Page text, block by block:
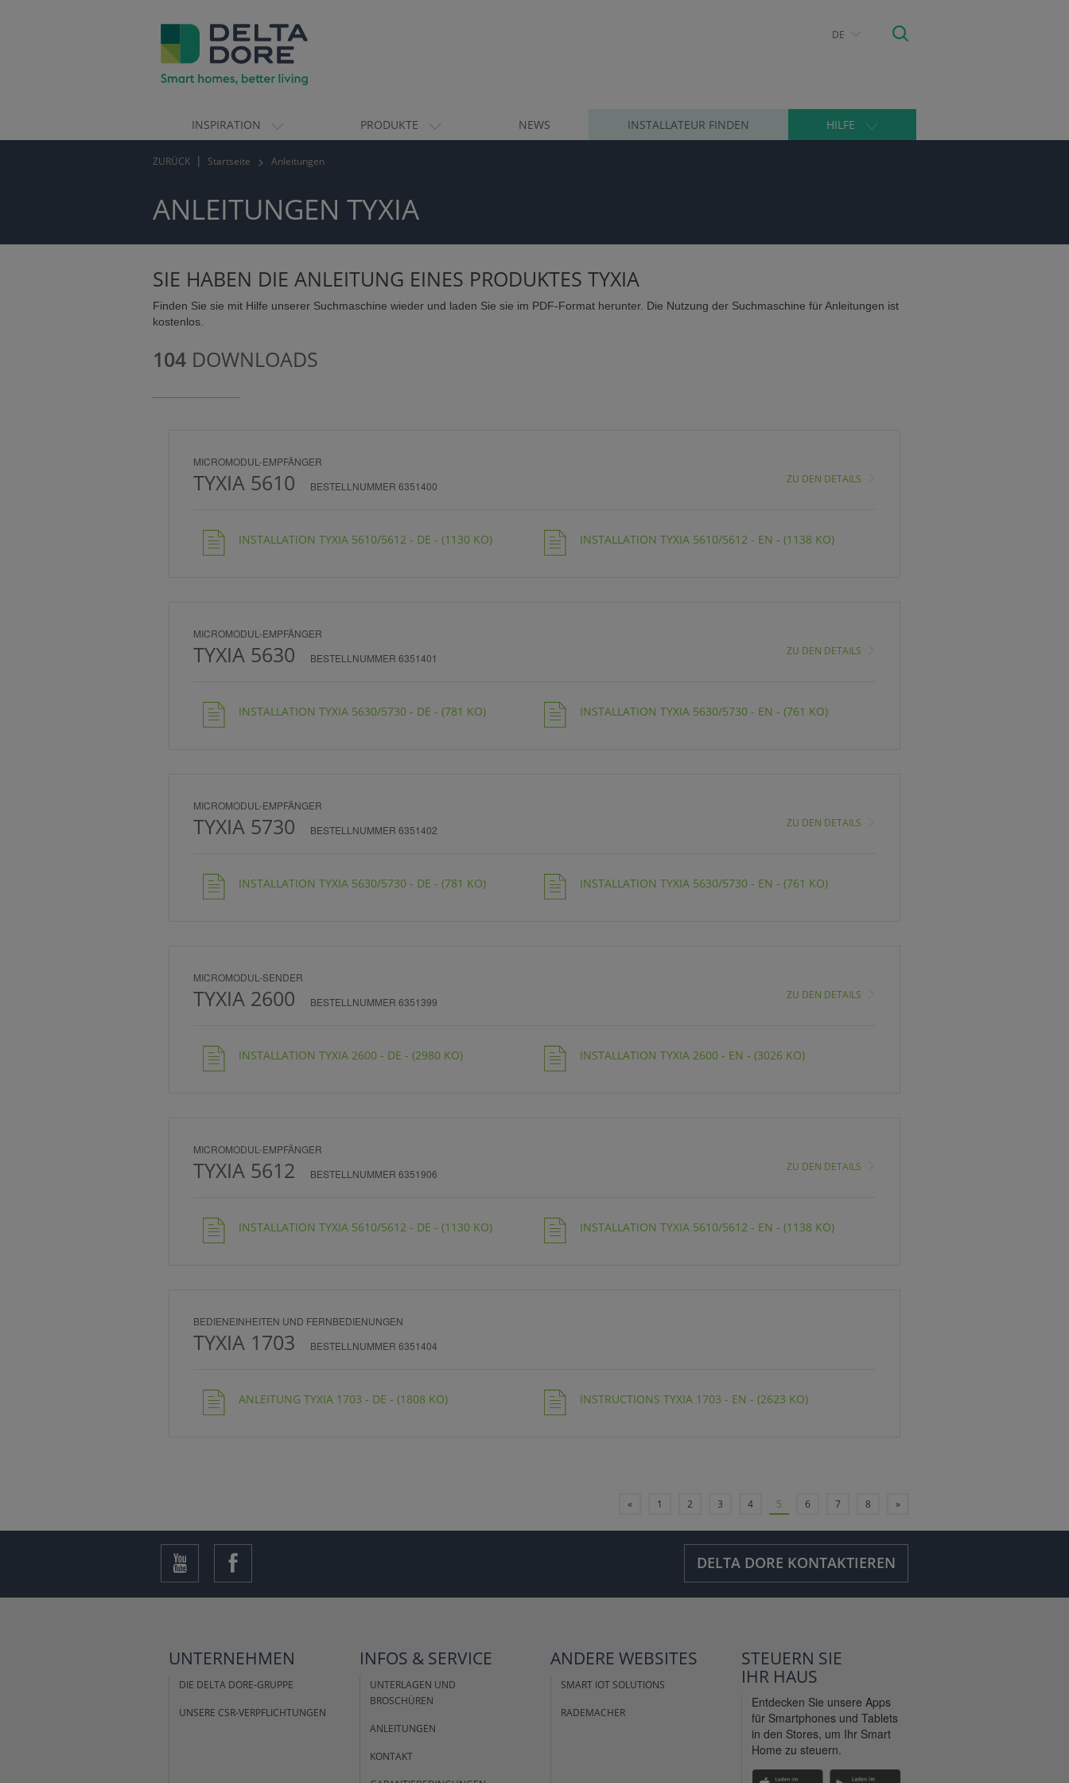
DE
INSPIRATION PRODUKTE NEWS INSTALLATEUR FINDEN HILFE
ZURÜCK Startseite Anleitungen
ANLEITUNGEN TYXIA
SIE HABEN DIE ANLEITUNG EINES PRODUKTES TYXIA
Finden Sie sie mit Hilfe unserer Suchmaschine wieder und laden Sie sie im PDF-Format herunter. Die Nutzung der Suchmaschine für Anleitungen ist
kostenlos.
104 DOWNLOADS
MICROMODUL-EMPFÄNGER
TYXIA 5610 BESTELLNUMMER 6351400
ZU DEN DETAILS
INSTALLATION TYXIA 5610/5612 - DE - (1130 KO) INSTALLATION TYXIA 5610/5612 - EN - (1138 KO)
MICROMODUL-EMPFÄNGER
TYXIA 5630 BESTELLNUMMER 6351401
ZU DEN DETAILS
INSTALLATION TYXIA 5630/5730 - DE - (781 KO) INSTALLATION TYXIA 5630/5730 - EN - (761 KO)
MICROMODUL-EMPFÄNGER
TYXIA 5730 BESTELLNUMMER 6351402
ZU DEN DETAILS
INSTALLATION TYXIA 5630/5730 - DE - (781 KO) INSTALLATION TYXIA 5630/5730 - EN - (761 KO)
MICROMODUL-SENDER
TYXIA 2600 BESTELLNUMMER 6351399
ZU DEN DETAILS
INSTALLATION TYXIA 2600 - DE - (2980 KO) INSTALLATION TYXIA 2600 - EN - (3026 KO)
MICROMODUL-EMPFÄNGER
TYXIA 5612 BESTELLNUMMER 6351906
ZU DEN DETAILS
INSTALLATION TYXIA 5610/5612 - DE - (1130 KO) INSTALLATION TYXIA 5610/5612 - EN - (1138 KO)
BEDIENEINHEITEN UND FERNBEDIENUNGEN
TYXIA 1703 BESTELLNUMMER 6351404
ANLEITUNG TYXIA 1703 - DE - (1808 KO) INSTRUCTIONS TYXIA 1703 - EN - (2623 KO)
« 1 2 3 4 5 6 7 8 »
DELTA DORE KONTAKTIEREN
UNTERNEHMEN
DIE DELTA DORE-GRUPPE
UNSERE CSR-VERPFLICHTUNGEN
INFOS & SERVICE
UNTERLAGEN UND
BROSCHÜREN
ANLEITUNGEN
KONTAKT
ANDERE WEBSITES
SMART IOT SOLUTIONS
RADEMACHER
STEUERN SIE
IHR HAUS
Entdecken Sie unsere Apps
für Smartphones und Tablets
in den Stores, um Ihr Smart
Home zu steuern.